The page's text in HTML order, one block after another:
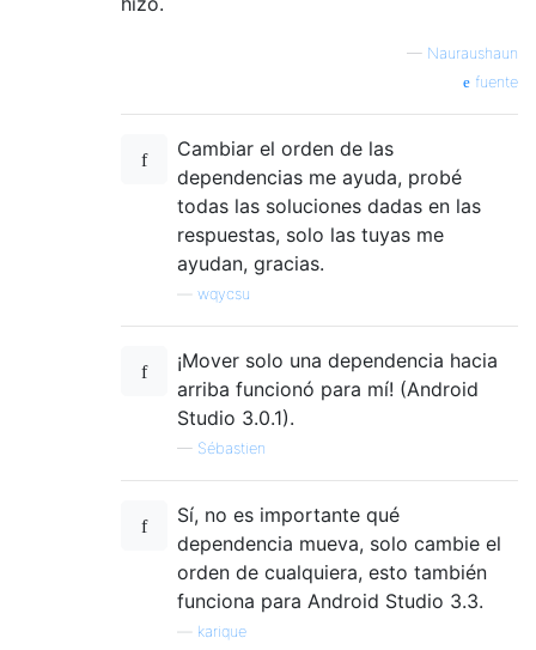
— Nauraushaun
fuente
Cambiar el orden de las
dependencias me ayuda, probé
todas las soluciones dadas en las
respuestas, solo las tuyas me
ayudan, gracias.
wqycsu
¡Mover solo una dependencia hacia
arriba funcionó para mí! (Android
Studio 3.0.1).
— Sébastien
Sí, no es importante qué
dependencia mueva, solo cambie el
orden de cualquiera, esto también
funciona para Android Studio 3.3.
karique